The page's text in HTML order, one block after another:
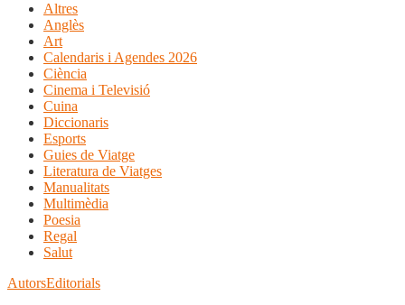
Altres
Anglès
Art
Calendaris i Agendes 2026
Ciència
Cinema i Televisió
Cuina
Diccionaris
Esports
Guies de Viatge
Literatura de Viatges
Manualitats
Multimèdia
Poesia
Regal
Salut
AutorsEditorials